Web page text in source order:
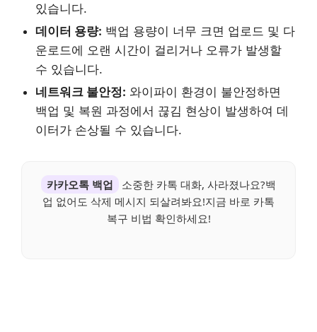
있습니다.
데이터 용량: 백업 용량이 너무 크면 업로드 및 다
운로드에 오랜 시간이 걸리거나 오류가 발생할
수 있습니다.
네트워크 불안정: 와이파이 환경이 불안정하면
백업 및 복원 과정에서 끊김 현상이 발생하여 데
이터가 손상될 수 있습니다.
카카오톡 백업
소중한 카톡 대화, 사라졌나요?백
업 없어도 삭제 메시지 되살려봐요!지금 바로 카톡
복구 비법 확인하세요!